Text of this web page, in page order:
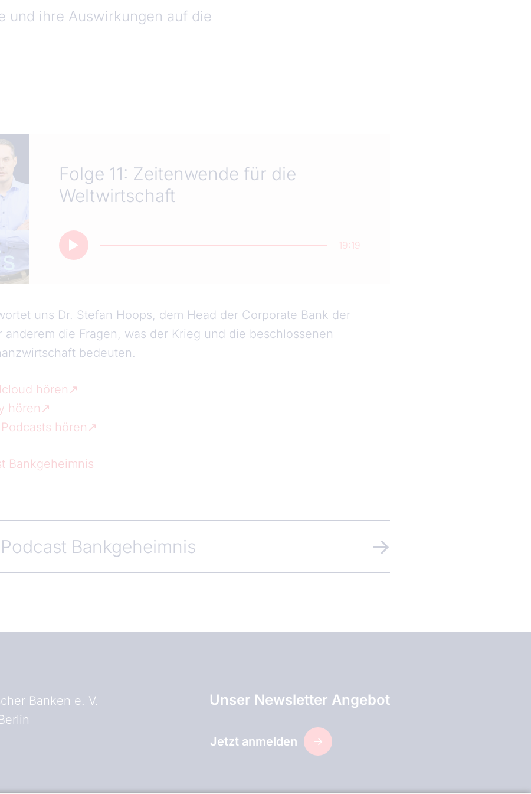
und ihre Auswirkungen auf die
Folge 11: Zeitenwende für die
Weltwirtschaft
19:19
uns Dr. Stefan Hoops, dem Head der Corporate Bank der
anderem die Fragen, was der Krieg und die beschlossenen
bedeuten.
hören
hören
hören
Bankgeheimnis
Bankgeheimnis
Banken e. V.
Unser Newsletter Angebot
Jetzt anmelden